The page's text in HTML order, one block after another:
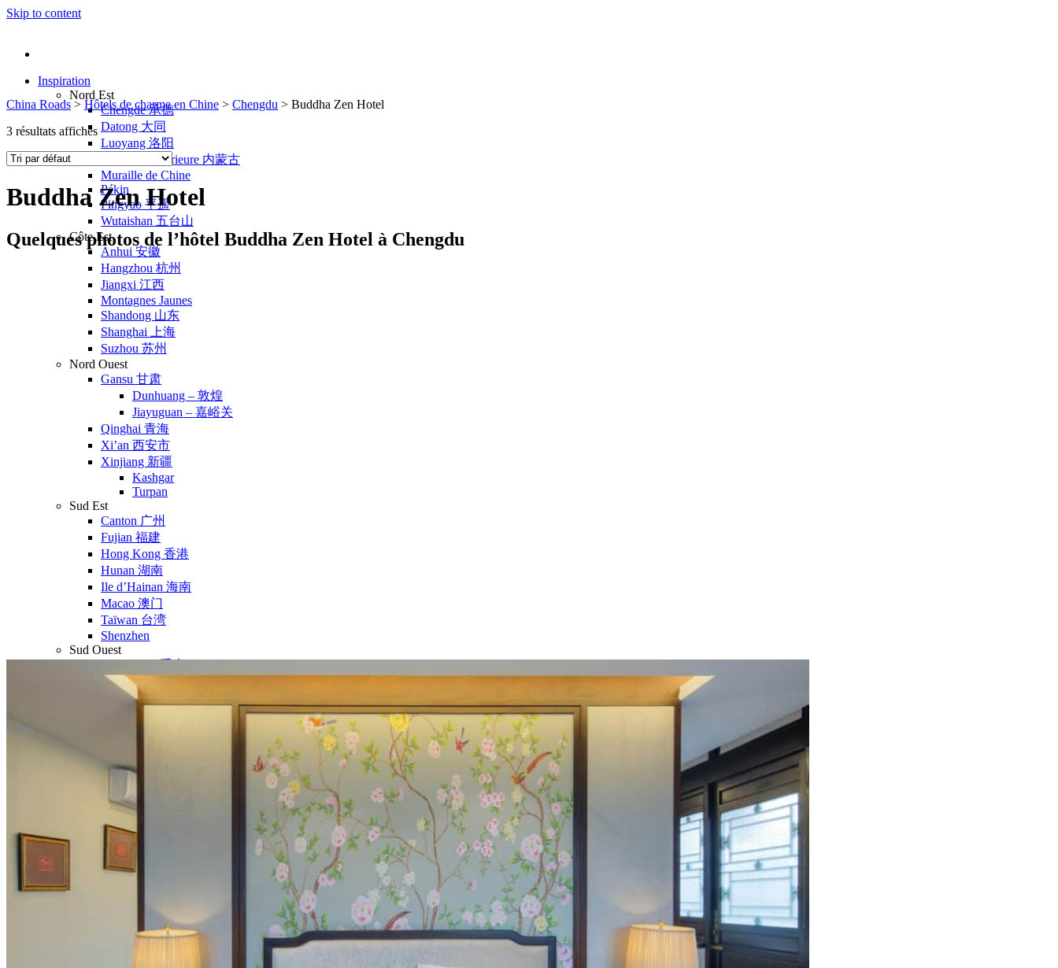
Skip to content
Inspiration
Nord Est
Chengde 承德
Datong 大同
Luoyang 洛阳
Mongolie Intérieure 内蒙古
Muraille de Chine
Pékin
Pingyao 平遥
Wutaishan 五台山
Côte Est
Anhui 安徽
Hangzhou 杭州
Jiangxi 江西
Montagnes Jaunes
Shandong 山东
Shanghai 上海
Suzhou 苏州
Nord Ouest
Gansu 甘肃
Dunhuang – 敦煌
Jiayuguan – 嘉峪关
Qinghai 青海
Xi’an 西安市
Xinjiang 新疆
Kashgar
Turpan
Sud Est
Canton 广州
Fujian 福建
Hong Kong 香港
Hunan 湖南
Ile d’Hainan 海南
Macao 澳门
Taïwan 台湾
Shenzhen
Sud Ouest
Guangxi 广西
Guizhou 贵州
Yunnan 云南
Organisation
Circuits sur mesure
Ambiance
Classique et incontournables
Culture & expériences
Nature et grands paysages
Luxe et exception
Où et quand partir ?
China Roads > Hôtels de charme en Chine > Chengdu > Buddha Zen Hotel
3 résultats affichés
Buddha Zen Hotel
Quelques photos de l’hôtel Buddha Zen Hotel à Chengdu